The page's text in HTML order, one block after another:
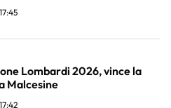
Lombardi 2026, vince la
Malcesine